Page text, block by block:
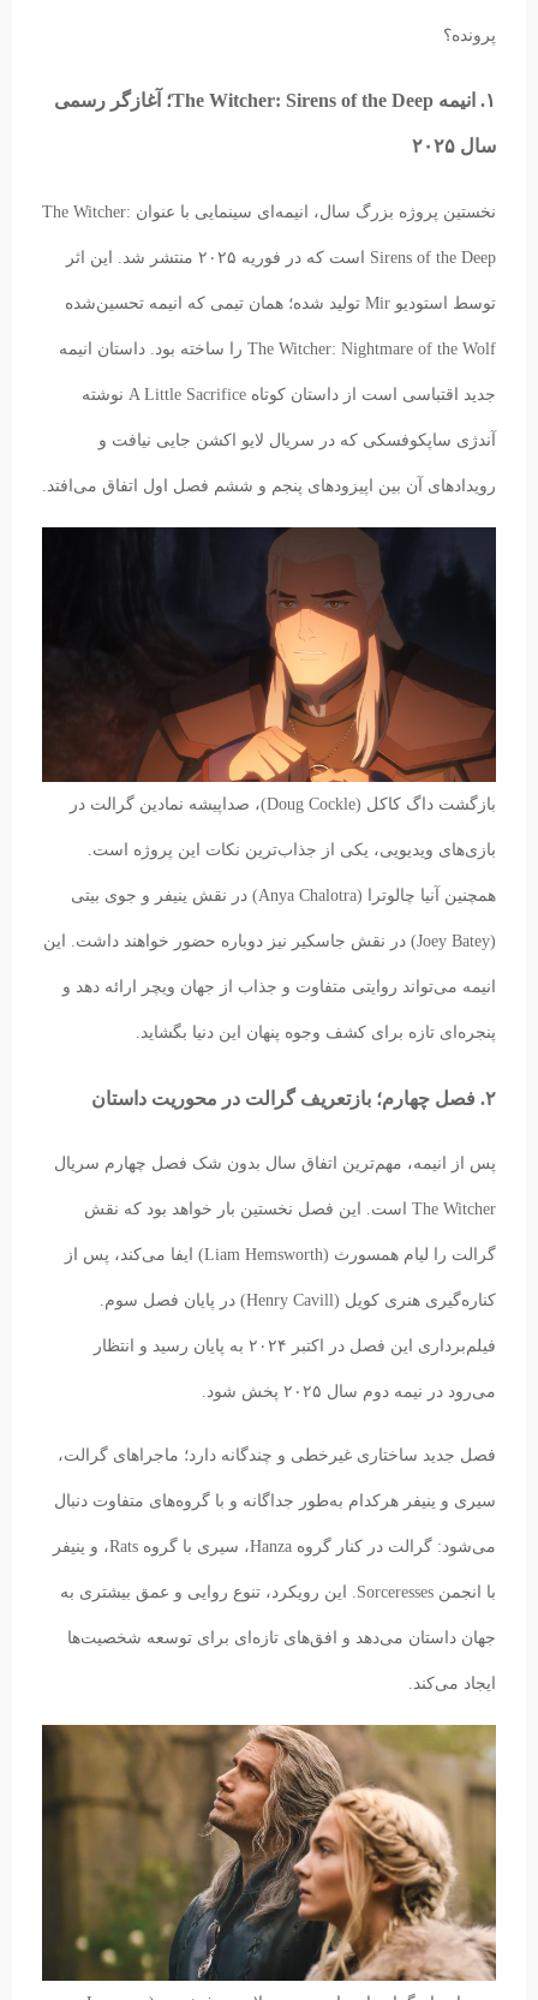
پرونده؟
۱. انیمه The Witcher: Sirens of the Deep؛ آغازگر رسمی
سال ۲۰۲۵
نخستین پروژه بزرگ سال، انیمه‌ای سینمایی با عنوان The Witcher:
Sirens of the Deep است که در فوریه ۲۰۲۵ منتشر شد. این اثر
توسط استودیو Mir تولید شده؛ همان تیمی که انیمه تحسین‌شده
The Witcher: Nightmare of the Wolf را ساخته بود. داستان انیمه
جدید اقتباسی است از داستان کوتاه A Little Sacrifice نوشته
آندژی ساپکوفسکی که در سریال لایو اکشن جایی نیافت و
رویدادهای آن بین اپیزودهای پنجم و ششم فصل اول اتفاق می‌افتد.
بازگشت داگ کاکل (Doug Cockle)، صداپیشه نمادین گرالت در
بازی‌های ویدیویی، یکی از جذاب‌ترین نکات این پروژه است.
همچنین آنیا چالوترا (Anya Chalotra) در نقش ینیفر و جوی بیتی
(Joey Batey) در نقش جاسکیر نیز دوباره حضور خواهند داشت. این
انیمه می‌تواند روایتی متفاوت و جذاب از جهان ویچر ارائه دهد و
پنجره‌ای تازه برای کشف وجوه پنهان این دنیا بگشاید.
۲. فصل چهارم؛ بازتعریف گرالت در محوریت داستان
پس از انیمه، مهم‌ترین اتفاق سال بدون شک فصل چهارم سریال
The Witcher است. این فصل نخستین بار خواهد بود که نقش
گرالت را لیام همسورث (Liam Hemsworth) ایفا می‌کند، پس از
کناره‌گیری هنری کویل (Henry Cavill) در پایان فصل سوم.
فیلم‌برداری این فصل در اکتبر ۲۰۲۴ به پایان رسید و انتظار
می‌رود در نیمه دوم سال ۲۰۲۵ پخش شود.
فصل جدید ساختاری غیرخطی و چندگانه دارد؛ ماجراهای گرالت،
سیری و ینیفر هرکدام به‌طور جداگانه و با گروه‌های متفاوت دنبال
می‌شود: گرالت در کنار گروه Hanza، سیری با گروه Rats، و ینیفر
با انجمن Sorceresses. این رویکرد، تنوع روایی و عمق بیشتری به
جهان داستان می‌دهد و افق‌های تازه‌ای برای توسعه شخصیت‌ها
ایجاد می‌کند.